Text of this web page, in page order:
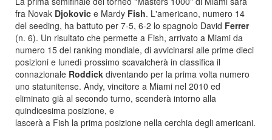
fra Novak Djokovic e Mardy Fish. L'americano, numero 14
del seeding, ha battuto per 7-5, 6-2 lo spagnolo David Ferrer
(n. 6). Un risultato che permette a Fish, arrivato a Miami da
numero 15 del ranking mondiale, di avvicinarsi alle prime dieci
posizioni e lunedì prossimo scavalcherà in classifica il
connazionale Roddick diventando per la prima volta numero
uno statunitense. Andy, vincitore a Miami nel 2010 ed
eliminato già al secondo turno, scenderà intorno alla
quindicesima posizione, e
lascerà a Fish la prima posizione nella cerchia degli americani.